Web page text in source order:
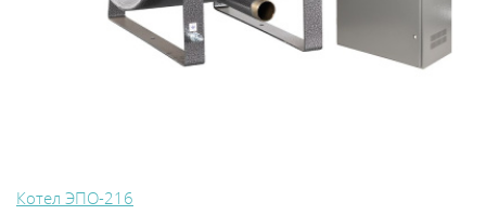
Котел ЭПО-216